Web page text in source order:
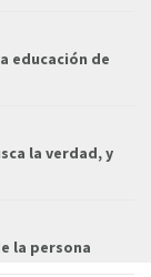
educación de
la verdad, y
la persona